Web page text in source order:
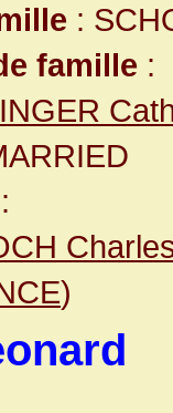
:
famille :
:
)